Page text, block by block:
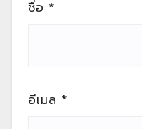
ชื่อ *
อีเมล *